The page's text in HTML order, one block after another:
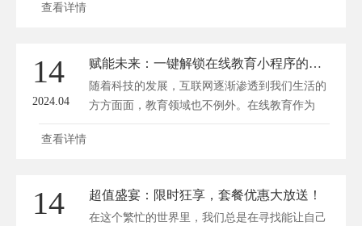
查看详情
14
2024.04
赋能未来：一键解锁在线教育小程序的奥秘世界
随着科技的发展，互联网逐渐渗透到我们生活的
方方面面，教育领域也不例外。在线教育作为
一...
查看详情
14 超值盛宴：限时狂享，套餐优惠大放送！
在这个繁忙的世界里，我们总是在寻找能让自己